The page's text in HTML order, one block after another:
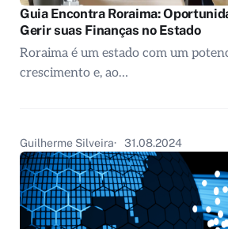
Guia Encontra Roraima:
Gerir suas Finanças no Estado
Roraima é um estado com um
crescimento e, ao…
Guilherme Silveira 31.08.2024